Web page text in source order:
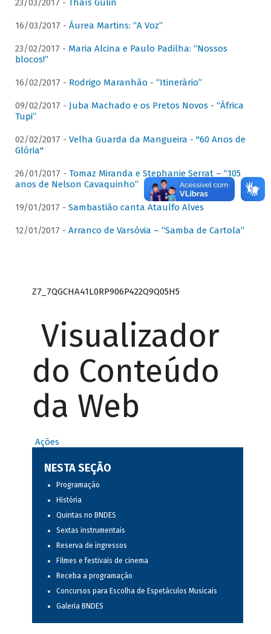
23/03/2017 - Thaís Gulin
16/03/2017 - Áurea Martins: “A Voz”
23/02/2017 - Maria Alcina e Paulo Padilha: “Nossos
blocos!”
16/02/2017 - Rodrigo Maranhão - “Itinerário”
09/02/2017 - Juba Machado e os Pretos Novos - “África
Tupi”
02/02/2017 - Velha Guarda da Mangueira - "60 Anos de
Glória"
26/01/2017 - Tomaz Miranda e Stephanie Serrat – “105
anos de Nelson Cavaquinho”
19/01/2017 - Sambastião canta Ataulfo Alves
12/01/2017 - Arranco de Varsóvia – “Samba de Cartola”
Z7_7QGCHA41L0RP906P422Q9Q05H5
Visualizador
do Conteúdo
da Web
Ações
NESTA SEÇÃO
Programação
História
Quintas no BNDES
Sextas instrumentais
Reserva de ingressos
Filmes e festivais de cinema
Receba a programação
Concursos para Escolha de Espetáculos Musicais
Galeria BNDES